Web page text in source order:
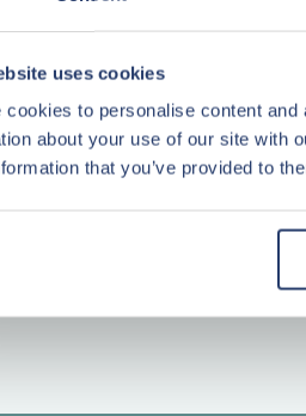
uses cookies
cookies to personalise content
about your use of our site with
that you’ve provided to
zijn van een gespiegelde variant
kunnen geen rechten worden
toepassing) exclusief BTW.